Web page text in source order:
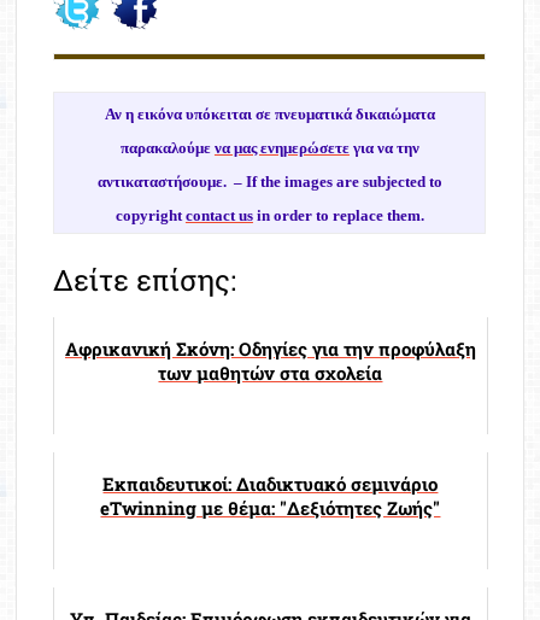
Αν η εικόνα υπόκειται σε πνευματικά δικαιώματα
παρακαλούμε να μας ενημερώσετεγια να την
αντικαταστήσουμε. – If the images are subjected to
copyright contact usin order to replace them.
Δείτε επίσης:
Αφρικανική Σκόνη: Οδηγίες για την προφύλαξη
των μαθητών στα σχολεία
Εκπαιδευτικοί: Διαδικτυακό σεμινάριο
eTwinning με θέμα: "Δεξιότητες Ζωής"